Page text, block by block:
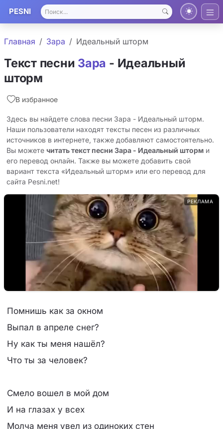
PESNI
Главная Зара Идеальный шторм
Текст песни Зара - Идеальный
шторм
В избранное
Здесь вы найдете слова песни Зара - Идеальный шторм.
Наши пользователи находят тексты песен из различных
источников в интернете, также добавляют самостоятельно.
Вы можете читать текст песни Зара - Идеальный шторм и
его перевод онлайн. Также вы можете добавить свой
вариант текста «Идеальный шторм» или его перевод для
сайта Pesni.net!
РЕКЛАМА
Помнишь как за окном
Выпал в апреле снег?
Ну как ты меня нашёл?
Что ты за человек?
Смело вошел в мой дом
И на глазах у всех
Молча меня увел из одиноких стен